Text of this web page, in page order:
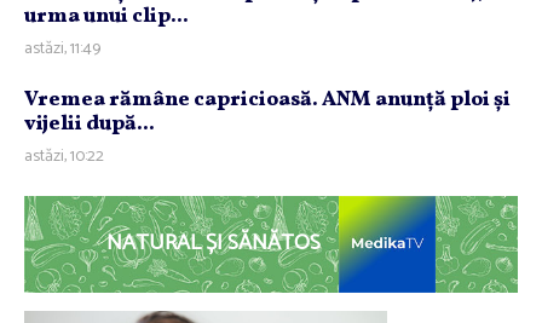
urma unui clip...
astăzi, 11:49
Vremea rămâne capricioasă. ANM anunţă ploi şi
vijelii după...
astăzi, 10:22
NATURAL ȘI SĂNĂTOS